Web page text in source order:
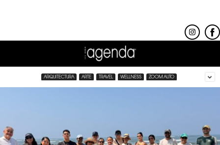
ARQUITECTURA ARTE TRAVEL WELLNESS ZOOM AUTO